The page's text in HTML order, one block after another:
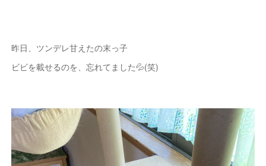
昨日、ツンデレ甘えたの末っ子
ビビを載せるのを、忘れてました💦(笑)